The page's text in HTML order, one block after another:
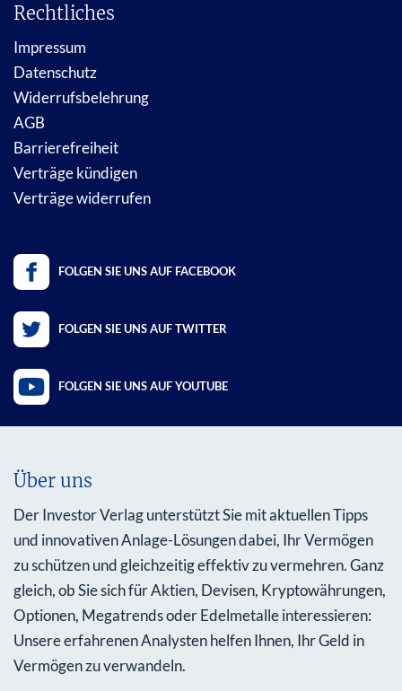
Rechtliches
Impressum
Datenschutz
Widerrufsbelehrung
AGB
Barrierefreiheit
Verträge kündigen
Verträge widerrufen
FOLGEN SIE UNS AUF FACEBOOK
FOLGEN SIE UNS AUF TWITTER
FOLGEN SIE UNS AUF YOUTUBE
Über uns
Der Investor Verlag unterstützt Sie mit aktuellen Tipps
und innovativen Anlage-Lösungen dabei, Ihr Vermögen
zu schützen und gleichzeitig effektiv zu vermehren. Ganz
gleich, ob Sie sich für Aktien, Devisen, Kryptowährungen,
Optionen, Megatrends oder Edelmetalle interessieren:
Unsere erfahrenen Analysten helfen Ihnen, Ihr Geld in
Vermögen zu verwandeln.